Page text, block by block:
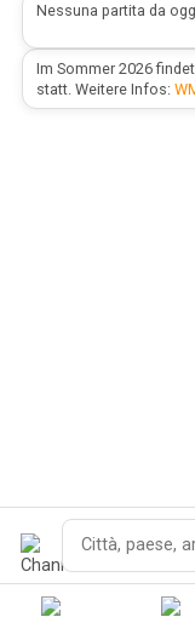
Nessuna partita da
Im Sommer 2026
statt. Weitere Infos:
Cerca